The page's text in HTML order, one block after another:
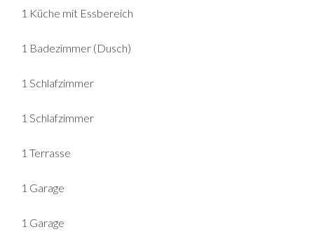
1 Küche mit Essbereich
1 Badezimmer (Dusch)
1 Schlafzimmer
1 Schlafzimmer
1 Terrasse
1 Garage
1 Garage